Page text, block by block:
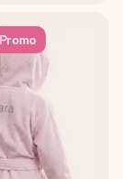
Promo